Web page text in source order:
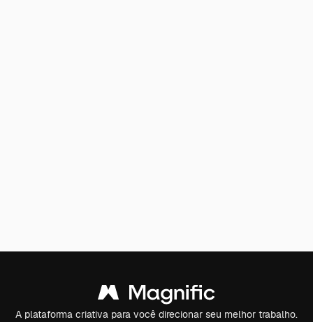
A plataforma criativa para você direcionar seu melhor trabalho.